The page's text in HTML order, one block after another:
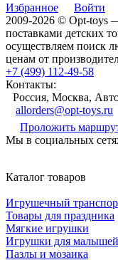
Избранное
Войти
2009-2026 © Opt-toys
поставками детских
осуществляем поиск
ценам от
+7 (499) 112-49-58
Контакты:
Россия, Москва,
allorders@opt-toys.ru
Проложить
Мы в социальных
Каталог товаров
Игрушечный
Товары для праздника
Мягкие игрушки
Игрушки для малышей
Пазлы и мозаика